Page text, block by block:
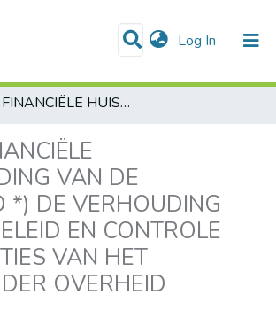
Log In (current)
& Collections
UIT DE FINANCIËLE HUISHOUDING VAN DE OVERHEID *) DE VERHOUDING TUSSEN BELEID EN CONTROLE ALS FUNCTIES VAN HET BESTUUR DER OVERHEID
VAN DE
*) DE VERHOUDING
EN CONTROLE
VAN HET
OVERHEID